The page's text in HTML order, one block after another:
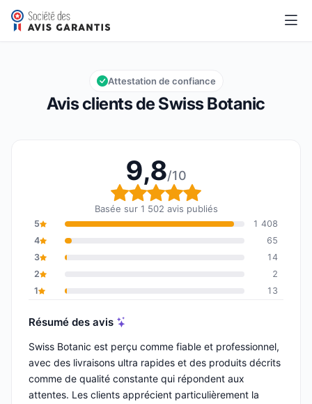
Swiss Botanic
Note globale : 9,8 sur 10
9,8/10
Avis clients de Swiss Botanic
Attestation de confiance
9,8/10
Note globale : 9,8 sur
Basée sur 1 502 avis publiés
5
1 408
4
65
3
14
2
2
1
13
Résumé des avis
Swiss Botanic est perçu comme fiable et professionnel,
avec des livraisons ultra rapides et des produits décrits
comme de qualité constante qui répondent aux
attentes. Les clients apprécient particulièrement la